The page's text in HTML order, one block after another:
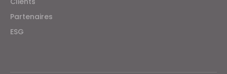
Partenaires
ESG